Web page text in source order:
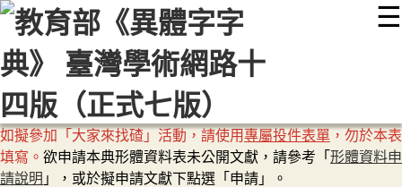
☰
::: 最新消息 常見問題 編輯說明
顯示模式
網站導覽
如擬參加「大家來找碴」活動，請使用專屬投件表單 ，勿於本表
填寫。 欲申請本典形體資料表未公開文獻，請參考「 形體資料申
請說明 」，或於擬申請文獻下點選「申請」。